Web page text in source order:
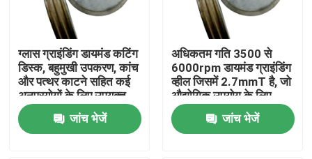
हमारे बारे में
फैक्टरी यात्रा
गुणवत्ता नियंत्रण
ग्लास ग्राइंडिंग डायमंड कटिंग
डिस्क, बहुमुखी उपकरण, कांच
और पत्थर काटने सहित कई
अनुप्रयोगों के लिए उपयुक्त
जांच भेजें
अधिकतम गति 3500 से
6000rpm डायमंड ग्राइंडिंग
व्हील जिसमें 2.7mmT है, जो
औद्योगिक उपयोग के लिए
उपयुक्त है
जांच भेजें